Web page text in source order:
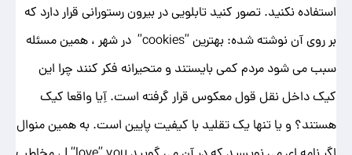
استفاده نکنید. تصور کنید تابلویی در بیرون رستورانی قرار دارد که
بر روی آن نوشته شده: بهترین ”cookies” در شهر ، همین مسئله
سبب می شود مردم کمی بایستند و متحیرانه فکر کنند چرا این
کیک داخل نقل قول معکوس قرار گرفته است. آِیا واقعا کیک
هستند؟ و یا تنها یک تقلید با کیفیت پایین است. به همین منوال